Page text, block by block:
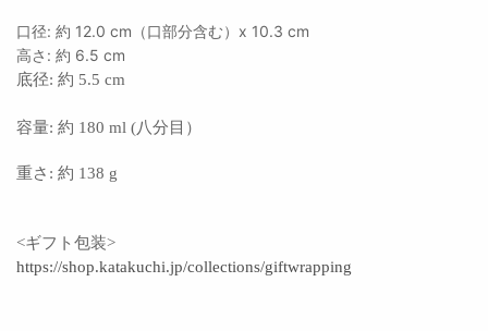
口径: 約 12.0 cm（口部分含む）x 10.3 cm
高さ: 約 6.5 cm
底径: 約 5.5 cm
容量: 約 180 ml (八分目）
重さ: 約 138 g
<ギフト包装>
https://shop.katakuchi.jp/collections/giftwrapping